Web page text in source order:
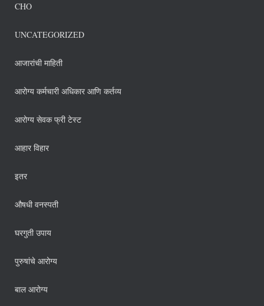
CHO
UNCATEGORIZED
आजारांची माहिती
आरोग्य कर्मचारी अधिकार आणि कर्तव्य
आरोग्य सेवक फ्री टेस्ट
आहार विहार
इतर
औषधी वनस्पती
घरगुती उपाय
पुरुषांचे आरोग्य
बाल आरोग्य